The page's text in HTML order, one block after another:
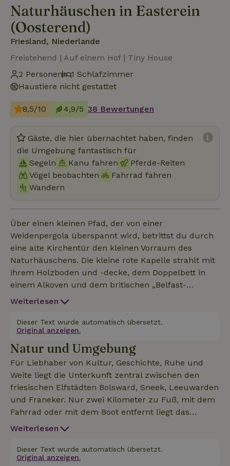
Naturhäuschen in Easterein
(Oosterend)
Friesland, Niederlande
Freistehend | Auf einem Hof | Tiny House
2 Personen
1 Schlafzimmer
Haustiere nicht gestattet
8,5/10 4,9/5 38 Bewertungen
Gäste, die hier übernachtet haben, finden
die Umgebung fantastisch für
Segeln
Kanu fahren
Pferde-Reiten
Vögel beobachten
Fahrrad fahren
Wandern
Über einen kleinen Pfad, der von einer
Weidenpergola überspannt wird, betrittst du durch
eine alte Kirchentür den kleinen Vorraum des
Naturhäuschens. Die kleine rote Kapelle strahlt mit
ihrem Holzboden und -decke, dem Doppelbett in
einem Alkoven und dem britischen „Belfast-
Waschbecken“ eine romantische, rustikale
englische Vorhänge, Buntglasfenster und antike
Möbel verleihen dem Ganzen eine warme
Ausstrahlung. Die Unterkunft ist ein
stimmungsvolles, autarkes Ferienhaus mit
Zentralheizungsradiatoren und fließendem Warm-
und Kaltwasser. Es gibt einen Wasserkocher und
eine Nespresso-Kaffeemaschine. Im zentralen
Bereich befindet sich eine komplett ausgestattete
Induktionskochfeldern, Backofen, Geschirrspüler
und Kühlschrank. Auch die Sanitäranlagen befinden
sich in diesem Gebäude. Bitte bring deine eigenen
Weiterlesen
Dieser Text wurde automatisch übersetzt.
Original anzeigen.
Natur und Umgebung
Für Liebhaber von Kultur, Geschichte, Ruhe und
Weite liegt die Unterkunft zentral zwischen den
friesischen Elfstädten Bolsward, Sneek, Leeuwarden
und Franeker. Nur zwei Kilometer zu Fuß, mit dem
Fahrrad oder mit dem Boot entfernt liegt das
malerische Dorf Easterein, wo die mittelalterliche
einen Besuch wert sind. Du wirst schnell von den
wunderschönen Bauernhöfen, malerischen Wiesen
Weiterlesen
Dieser Text wurde automatisch übersetzt.
Original anzeigen.